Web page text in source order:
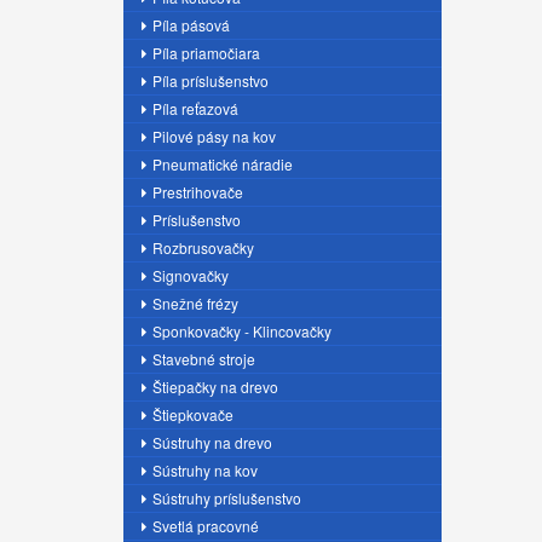
Píla pásová
Píla priamočiara
Píla príslušenstvo
Píla reťazová
Pilové pásy na kov
Pneumatické náradie
Prestrihovače
Príslušenstvo
Rozbrusovačky
Signovačky
Snežné frézy
Sponkovačky - Klincovačky
Stavebné stroje
Štiepačky na drevo
Štiepkovače
Sústruhy na drevo
Sústruhy na kov
Sústruhy príslušenstvo
Svetlá pracovné